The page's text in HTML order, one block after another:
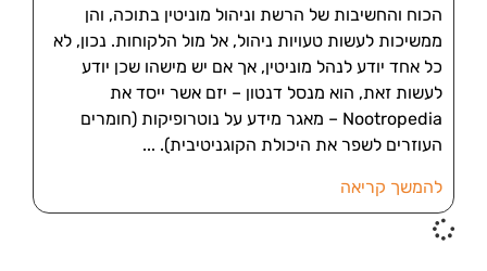
הכוח והחשיבות של הרשת וניהול מוניטין בתוכה, והן
ממשיכות לעשות טעויות ניהול, אל מול הלקוחות. נכון, לא
כל אחד יודע לנהל מוניטין, אך אם יש מישהו שכן יודע
לעשות זאת, הוא מנסל דנטון – יזם אשר ייסד את
Nootropedia – מאגר מידע על נוטרופיקות (חומרים
העוזרים לשפר את היכולת הקוגניטיבית).
להמשך קריאה